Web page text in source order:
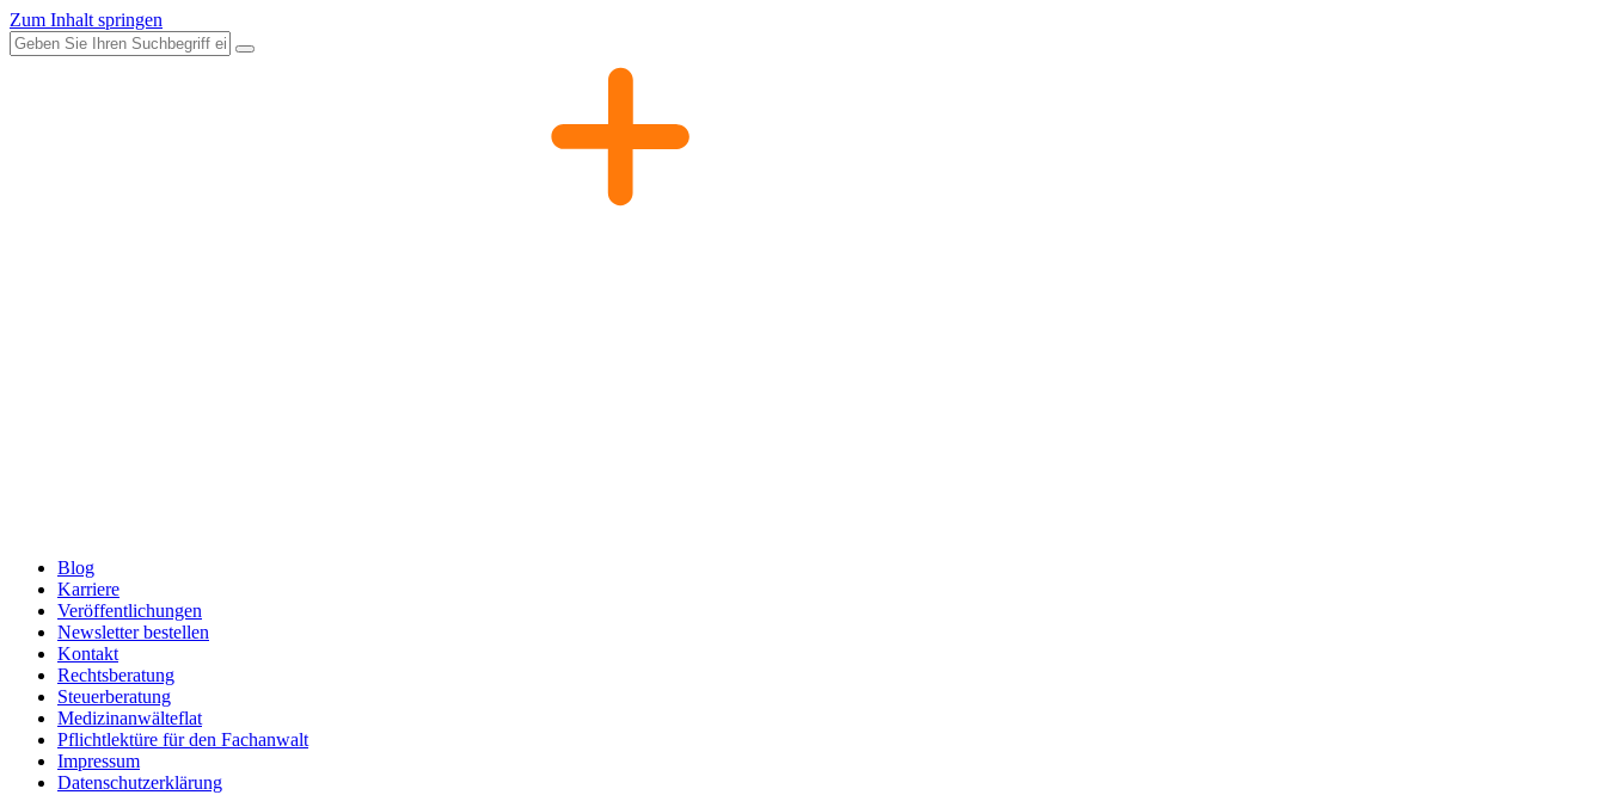
Zum Inhalt springen
Blog
Karriere
Veröffentlichungen
Newsletter bestellen
Kontakt
Rechtsberatung
Steuerberatung
Medizinanwälteflat
Pflichtlektüre für den Fachanwalt
Impressum
Datenschutzerklärung